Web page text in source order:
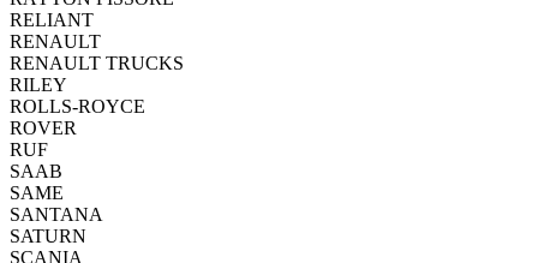
RELIANT
RENAULT
RENAULT TRUCKS
RILEY
ROLLS-ROYCE
ROVER
RUF
SAAB
SAME
SANTANA
SATURN
SCANIA